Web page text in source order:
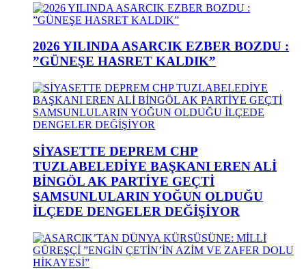
2026 YILINDA ASARCIK EZBER BOZDU :
”GÜNEŞE HASRET KALDIK”
SİYASETTE DEPREM CHP
TUZLABELEDİYE BAŞKANI EREN ALİ
BİNGÖL AK PARTİYE GEÇTİ
SAMSUNLULARIN YOĞUN OLDUĞU
İLÇEDE DENGELER DEĞİŞİYOR